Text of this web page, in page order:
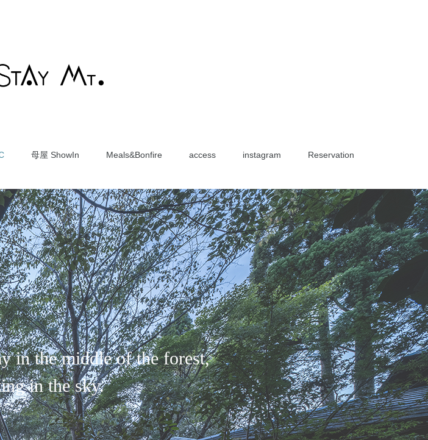
母屋 ShowIn Meals&Bonfire access instagram Reservation
in the middle of the forest,
in the sky.